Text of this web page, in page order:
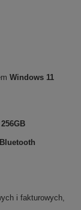
Windows 11
Bluetooth
i fakturowych,